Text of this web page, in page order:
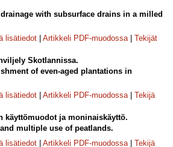
with subsurface drains in a milled
lisätiedot Artikkeli PDF-muodossa| Tekijät
Skotlannissa.
of even-aged plantations in
lisätiedot Artikkeli PDF-muodossa| Tekijä
käyttömuodot ja moninaiskäyttö.
multiple use of peatlands.
lisätiedot Artikkeli PDF-muodossa| Tekijä